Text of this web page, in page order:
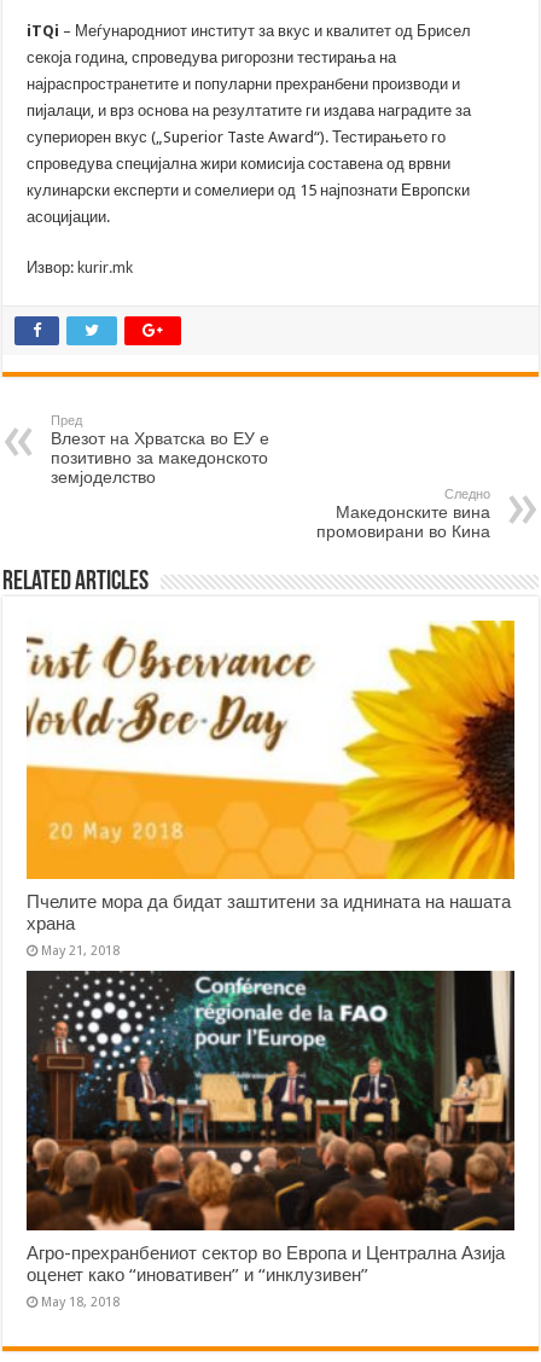
iTQi – Меѓународниот институт за вкус и квалитет од Брисел
секоја година, спроведува ригорозни тестирања на
најраспространетите и популарни прехранбени производи и
пијалаци, и врз основа на резултатите ги издава наградите за
супериорен вкус („Superior Taste Award“). Тестирањето го
спроведува специјална жири комисија составена од врвни
кулинарски експерти и сомелиери од 15 најпознати Европски
асоцијации.
Извор:kurir.mk
Пред
Влезот на Хрватска во ЕУ е
позитивно за македонското
земјоделство
Следно
Македонските вина
промовирани во Кина
Related Articles
Пчелите мора да бидат заштитени за иднината на нашата
храна
May 21, 2018
Агро-прехранбениот сектор во Европа и Централна Азија
оценет како “иновативен” и “инклузивен”
May 18, 2018